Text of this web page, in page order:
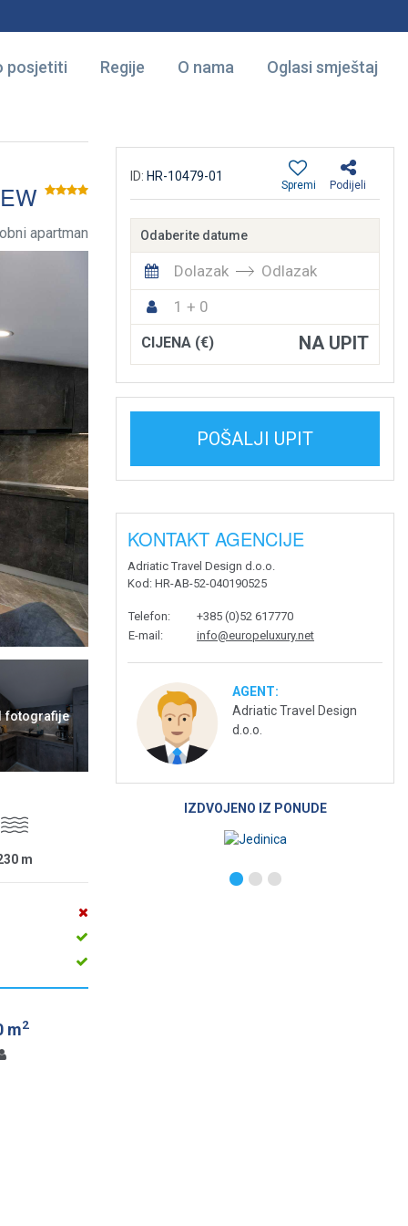
posjetiti Regije O nama Oglasi smještaj
apartman
fotografije
m
m2
ID: HR-10479-01
Podijeli
Spremi
Odaberite datume
Dolazak
Odlazak
1 + 0
CIJENA (€) NA UPIT
POŠALJI UPIT
KONTAKT AGENCIJE
Adriatic Travel Design d.o.o.
Kod : HR-AB-52-040190525
Telefon:
+385 (0)52 617770
E-mail : info@europeluxury.net
AGENT:
Adriatic Travel Design
d.o.o.
IZDVOJENO IZ PONUDE